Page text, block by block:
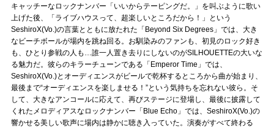
キャッチーなロックナンバー「いいからテーピングだ。」を叫ぶように歌い
上げた後、「ライブハウスって、超楽しいところだから！」という
SeshiroX(Vo.)の言葉とともに放たれた「Beyond Six Degrees」では、大き
なビーチボールが場内を跳ね回る。お馴染みのファンも、初見のロック好き
も、ひとり参戦の人も…誰一人置き去りにしないのがSILHOUETTEの大いな
る魅力だ。彼らのキラーチューンである「Emperor Time」では、
SeshiroX(Vo.)とオーディエンスがビールで乾杯するところから曲が始まり、
最後まで“オーディエンスを楽しませる！”という気持ちを忘れない彼ら。そ
して、大きなアンコールに応えて、再びステージに登場し、最後に披露して
くれたメロディアスなロックナンバー「Blue Echo」では、SeshiroX(Vo.)の
響かせる美しい歌声に場内は静かに聴き入っていた。演奏がすべて終わる